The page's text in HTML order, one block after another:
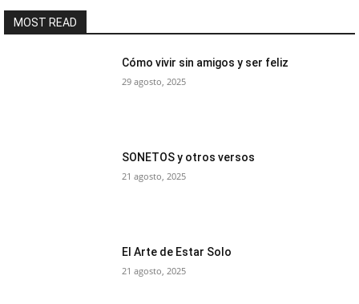
MOST READ
Cómo vivir sin amigos y ser feliz
29 agosto, 2025
SONETOS y otros versos
21 agosto, 2025
El Arte de Estar Solo
21 agosto, 2025